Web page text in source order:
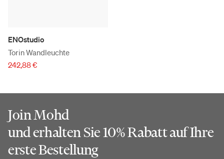
ENOstudio
Torin Wandleuchte
242,88 €
Join Mohd
und erhalten Sie 10% Rabatt auf Ihre
erste Bestellung